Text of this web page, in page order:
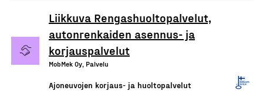
Liikkuva Rengashuoltopalvelut,
autonrenkaiden asennus- ja
korjauspalvelut
MobMek Oy, Palvelu
Ajoneuvojen korjaus- ja huoltopalvelut